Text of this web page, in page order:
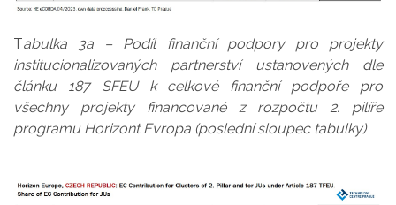
Tabulka 3a – Podíl finanční podpory pro projekty
institucionalizovaných partnerství ustanovených dle
článku 187 SFEU k celkové finanční podpoře pro
všechny projekty financované z rozpočtu 2. pilíře
programu Horizont Evropa (poslední sloupec tabulky)